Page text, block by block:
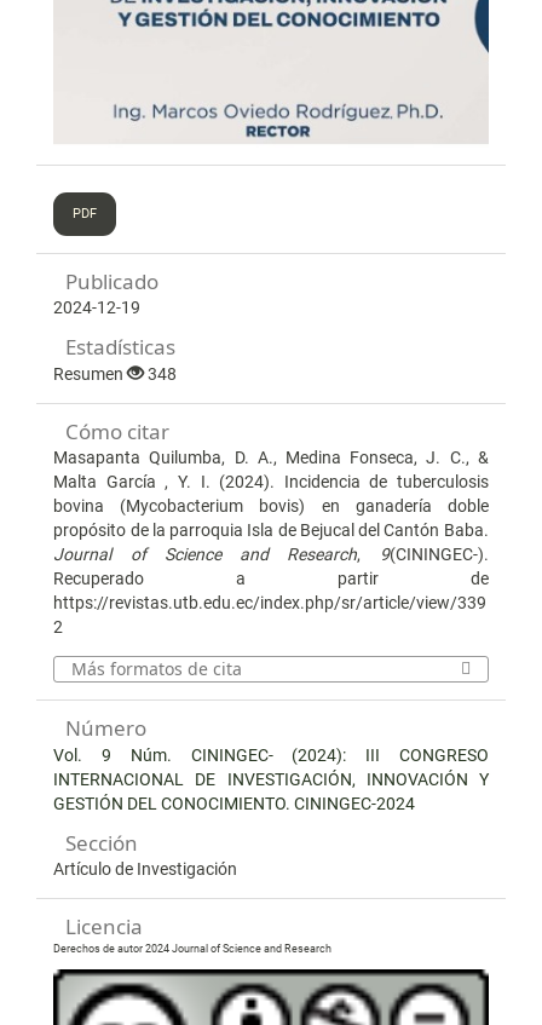
PDF
Publicado
2024-12-19
Estadísticas
Resumen 348
Cómo citar
Masapanta Quilumba, D. A., Medina Fonseca, J. C., &
Malta García , Y. I. (2024). Incidencia de tuberculosis
bovina (Mycobacterium bovis) en ganadería doble
propósito de la parroquia Isla de Bejucal del Cantón Baba.
Journal of Science and Research, 9(CININGEC-).
Recuperado a partir de
https://revistas.utb.edu.ec/index.php/sr/article/view/339
2
Más formatos de cita
Número
Vol. 9 Núm. CININGEC- (2024): III CONGRESO
INTERNACIONAL DE INVESTIGACIÓN, INNOVACIÓN Y
GESTIÓN DEL CONOCIMIENTO. CININGEC-2024
Sección
Artículo de Investigación
Licencia
Derechos de autor 2024 Journal of Science and Research